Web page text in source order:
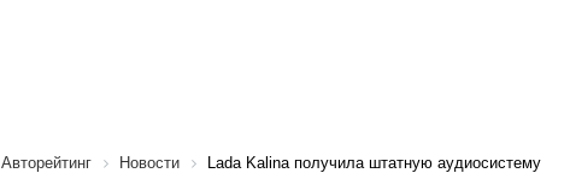
Авторейтинг Новости Lada Kalina получила штатную аудиосистему